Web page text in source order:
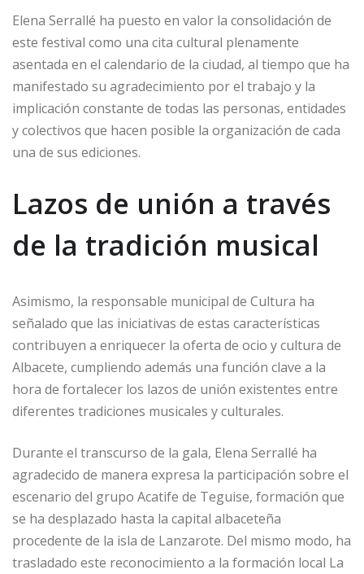
Elena Serrallé ha puesto en valor la consolidación de
este festival como una cita cultural plenamente
asentada en el calendario de la ciudad, al tiempo que ha
manifestado su agradecimiento por el trabajo y la
implicación constante de todas las personas, entidades
y colectivos que hacen posible la organización de cada
una de sus ediciones.
Lazos de unión a través
de la tradición musical
Asimismo, la responsable municipal de Cultura ha
señalado que las iniciativas de estas características
contribuyen a enriquecer la oferta de ocio y cultura de
Albacete, cumpliendo además una función clave a la
hora de fortalecer los lazos de unión existentes entre
diferentes tradiciones musicales y culturales.
Durante el transcurso de la gala, Elena Serrallé ha
agradecido de manera expresa la participación sobre el
escenario del grupo Acatife de Teguise, formación que
se ha desplazado hasta la capital albaceteña
procedente de la isla de Lanzarote. Del mismo modo, ha
trasladado este reconocimiento a la formación local La